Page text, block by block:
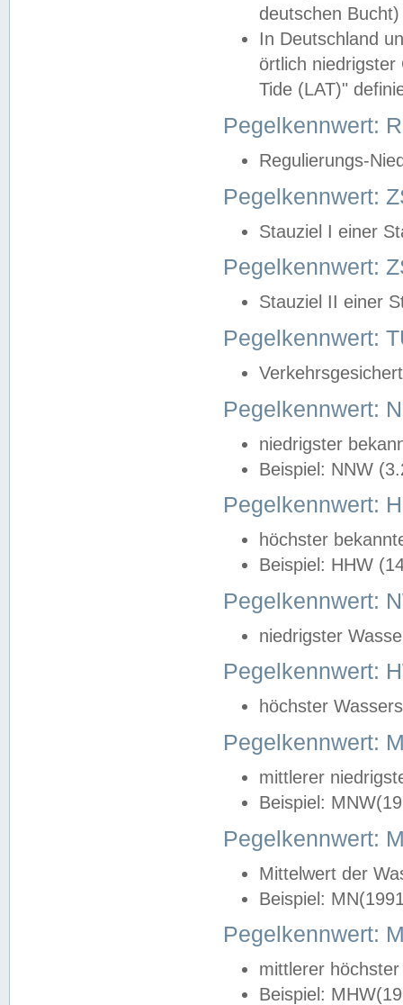
deutschen
In Deutschland
örtlich
Tide (LAT)"
Pegelkennwert:
Regulierungs-
Pegelkennwert:
Stauziel I einer
Pegelkennwert:
Stauziel II einer
Pegelkennwert:
Pegelkennwert:
niedrigster
Beispiel: NNW
Pegelkennwert:
höchster
Beispiel: HHW
Pegelkennwert:
niedrigster
Pegelkennwert:
höchster
Pegelkennwert:
mittlerer
Beispiel:
Pegelkennwert:
Mittelwert der
Beispiel:
Pegelkennwert:
mittlerer
Beispiel: